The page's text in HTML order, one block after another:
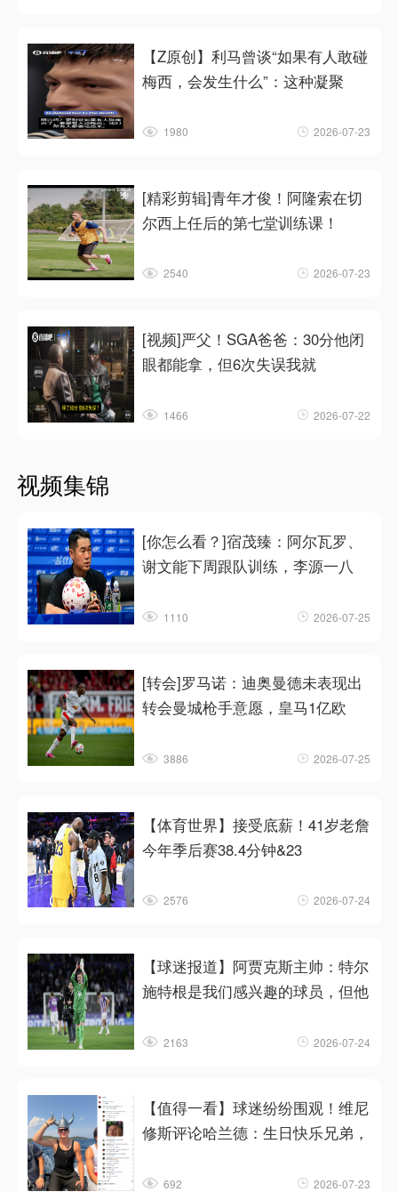
【Z原创】利马曾谈“如果有人敢碰
梅西，会发生什么”：这种凝聚
1980 2026-07-23
[精彩剪辑]青年才俊！阿隆索在切
尔西上任后的第七堂训练课！
2540 2026-07-23
[视频]严父！SGA爸爸：30分他闭
眼都能拿，但6次失误我就
1466 2026-07-22
视频集锦
[你怎么看？]宿茂臻：阿尔瓦罗、
谢文能下周跟队训练，李源一八
1110 2026-07-25
[转会]罗马诺：迪奥曼德未表现出
转会曼城枪手意愿，皇马1亿欧
3886 2026-07-25
【体育世界】接受底薪！41岁老詹
今年季后赛38.4分钟&23
2576 2026-07-24
【球迷报道】阿贾克斯主帅：特尔
施特根是我们感兴趣的球员，但他
2163 2026-07-24
【值得一看】球迷纷纷围观！维尼
修斯评论哈兰德：生日快乐兄弟，
692 2026-07-23